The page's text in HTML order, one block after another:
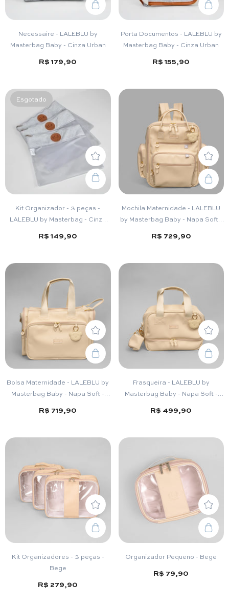
Necessaire - LALEBLU by
Masterbag Baby - Cinza Urban
R$ 179,90
Porta Documentos - LALEBLU by
Masterbag Baby - Cinza Urban
R$ 155,90
Esgotado
Kit Organizador - 3 peças -
LALEBLU by Masterbag - Cinza
R$ 149,90
Mochila Maternidade - LALEBLU
by Masterbag Baby - Napa Soft -
R$ 729,90
Bolsa Maternidade - LALEBLU by
Masterbag Baby - Napa Soft -
R$ 719,90
Frasqueira - LALEBLU by
Masterbag Baby - Napa Soft -
R$ 499,90
Kit Organizadores - 3 peças -
Bege
R$ 279,90
Organizador Pequeno - Bege
R$ 79,90